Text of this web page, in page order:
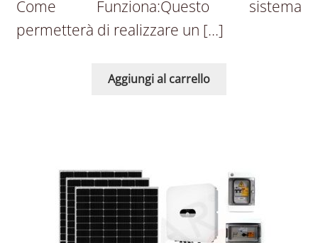
Come Funziona:Questo sistema
permetterà di realizzare un […]
Aggiungi al carrello